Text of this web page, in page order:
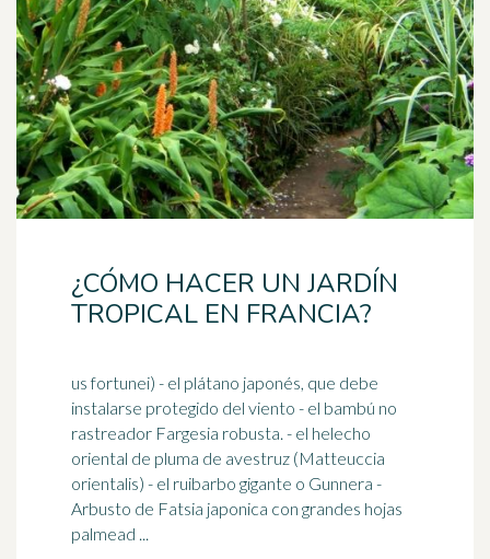
¿CÓMO HACER UN JARDÍN
TROPICAL EN FRANCIA?
us fortunei) - el plátano japonés, que debe
instalarse protegido del viento - el bambú no
rastreador Fargesia robusta. - el helecho
oriental de pluma de avestruz (Matteuccia
orientalis) - el ruibarbo gigante o Gunnera -
Arbusto de Fatsia japonica con grandes hojas
palmead ...